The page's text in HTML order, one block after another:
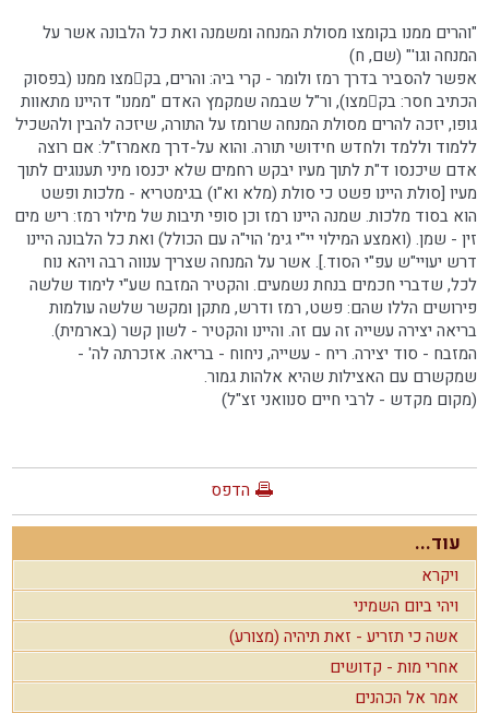
"והרים ממנו בקומצו מסולת המנחה ומשמנה ואת כל הלבונה אשר על
המנחה וגו'" (שם, ח)
אפשר להסביר בדרך רמז ולומר - קרי ביה: והרים, בקמצו ממנו (בפסוק
הכתיב חסר: בקמצו), ור"ל שבמה שמקמץ האדם "ממנו" דהיינו מתאוות
גופו, יזכה להרים מסולת המנחה שרומז על התורה, שיזכה להבין ולהשכיל
ללמוד וללמד ולחדש חידושי תורה. והוא על-דרך מאמרז"ל: אם רוצה
אדם שיכנסו ד"ת לתוך מעיו יבקש רחמים שלא יכנסו מיני תענוגים לתוך
מעיו [סולת היינו פשט כי סולת (מלא וא"ו) בגימטריא - מלכות ופשט
הוא בסוד מלכות. שמנה היינו רמז וכן סופי תיבות של מילוי רמז: ריש מים
זין - שמן. (ואמצע המילוי יי"י גימ' הוי"ה עם הכולל) ואת כל הלבונה היינו
דרש יעויי"ש עפ"י הסוד.]. אשר על המנחה שצריך ענווה רבה ויהא נוח
לכל, שדברי חכמים בנחת נשמעים. והקטיר המזבח שע"י לימוד שלשה
פירושים הללו שהם: פשט, רמז ודרש, מתקן ומקשר שלשה עולמות
בריאה יצירה עשייה זה עם זה. והיינו והקטיר - לשון קשר (בארמית).
המזבח - סוד יצירה. ריח - עשייה, ניחוח - בריאה. אזכרתה לה' -
שמקשרם עם האצילות שהיא אלהות גמור.
(מקום מקדש - לרבי חיים סנוואני זצ"ל)
הדפס
עוד...
ויקרא
ויהי ביום השמיני
אשה כי תזריע - זאת תיהיה (מצורע)
אחרי מות - קדושים
אמר אל הכהנים